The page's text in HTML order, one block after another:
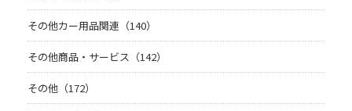
その他カー用品関連（140）
その他商品・サービス（142）
その他（172）